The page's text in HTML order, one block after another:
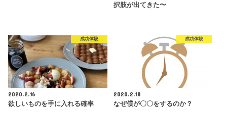
択肢が出てきた〜
成功体験
2020.2.16
欲しいものを手に入れる確率
成功体験
2020.2.18
なぜ僕が〇〇をするのか？